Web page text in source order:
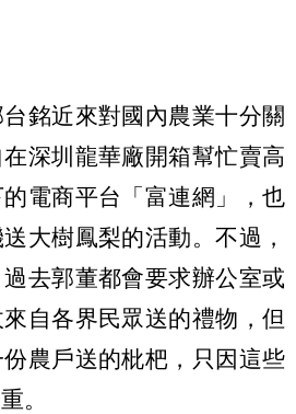
銘近來對國內農業十分關
深圳龍華廠開箱幫忙賣高
電商平台「富連網」，也
大樹鳳梨的活動。不過，
去郭董都會要求辦公室或
自各界民眾送的禮物，但
農戶送的枇杷，只因這些
。